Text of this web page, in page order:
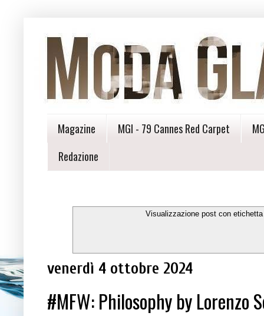
Magazine MGI - 79 Cannes Red Carpet
Redazione
Visualizzazione post con
venerdì 4 ottobre 2024
#MFW: Philosophy by Lorenzo